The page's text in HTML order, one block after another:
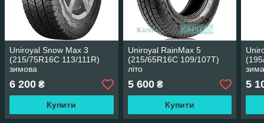
Uniroyal Snow Max 3
(215/75R16C 113/111R)
зимова
6 200 ₴
Купити
Uniroyal RainMax 5
(215/65R16C 109/107T)
літо
5 600₴
Купити
5